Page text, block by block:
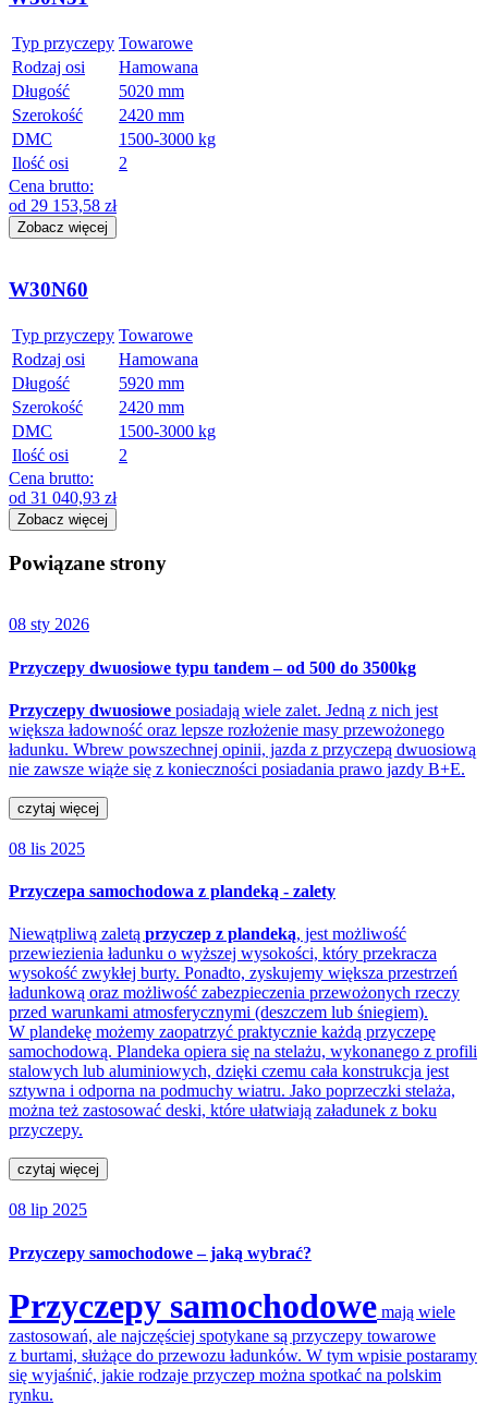
Typ przyczepy Towarowe
Rodzaj osi
Hamowana
Długość
5020 mm
Szerokość
2420 mm
DMC
1500-3000 kg
Ilość osi
2
Cena brutto:
od 29 153,58 zł
Zobacz więcej
W30N60
Typ przyczepy Towarowe
Rodzaj osi
Hamowana
Długość
5920 mm
Szerokość
2420 mm
DMC
1500-3000 kg
Ilość osi
2
Cena brutto:
od 31 040,93 zł
Zobacz więcej
Powiązane strony
08 sty 2026
Przyczepy dwuosiowe typu tandem – od 500 do 3500kg
Przyczepy dwuosiowe posiadają wiele zalet. Jedną z nich jest
większa ładowność oraz lepsze rozłożenie masy przewożonego
ładunku. Wbrew powszechnej opinii, jazda z przyczepą dwuosiową
nie zawsze wiąże się z konieczności posiadania prawo jazdy B+E.
czytaj więcej
08 lis 2025
Przyczepa samochodowa z plandeką - zalety
Niewątpliwą zaletą przyczep z plandeką, jest możliwość
przewiezienia ładunku o wyższej wysokości, który przekracza
wysokość zwykłej burty. Ponadto, zyskujemy większa przestrzeń
ładunkową oraz możliwość zabezpieczenia przewożonych rzeczy
przed warunkami atmosferycznymi (deszczem lub śniegiem).
W plandekę możemy zaopatrzyć praktycznie każdą przyczepę
samochodową. Plandeka opiera się na stelażu, wykonanego z profili
stalowych lub aluminiowych, dzięki czemu cała konstrukcja jest
sztywna i odporna na podmuchy wiatru. Jako poprzeczki stelaża,
można też zastosować deski, które ułatwiają załadunek z boku
przyczepy.
czytaj więcej
08 lip 2025
Przyczepy samochodowe – jaką wybrać?
Przyczepy samochodowe mają wiele
zastosowań, ale najczęściej spotykane są przyczepy towarowe
z burtami, służące do przewozu ładunków. W tym wpisie postaramy
się wyjaśnić, jakie rodzaje przyczep można spotkać na polskim
rynku.